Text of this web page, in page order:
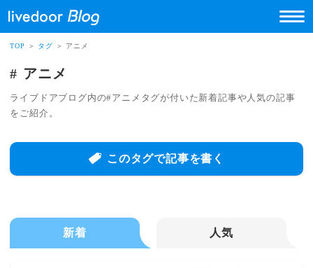
TOP ＞ タグ ＞ アニメ
アニメ
ライブドアブログ内の#アニメタグが付いた新着記事や人気の記事
をご紹介。
このタグで記事を書く
新着 人気